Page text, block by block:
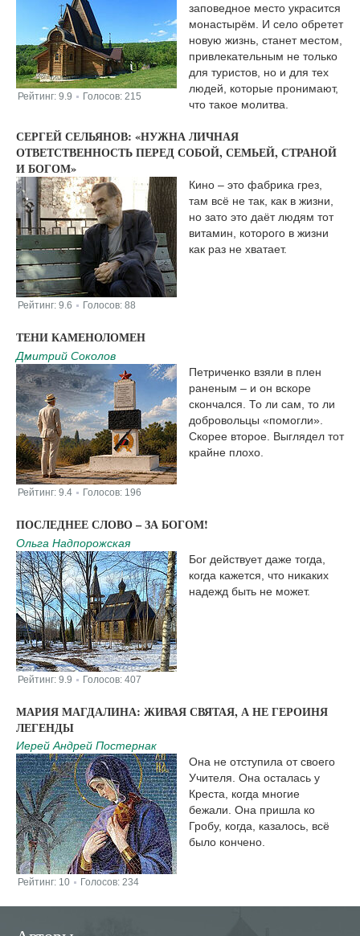
Рейтинг: 9.9 | Голосов: 215
заповедное место украсится
монастырём. И село обретет
новую жизнь, станет местом,
привлекательным не только
для туристов, но и для тех
людей, которые пронимают,
что такое молитва.
СЕРГЕЙ СЕЛЬЯНОВ: «НУЖНА ЛИЧНАЯ
ОТВЕТСТВЕННОСТЬ ПЕРЕД СОБОЙ, СЕМЬЕЙ, СТРАНОЙ
И БОГОМ»
Рейтинг: 9.6 | Голосов: 88
Кино – это фабрика грез,
там всё не так, как в жизни,
но зато это даёт людям тот
витамин, которого в жизни
как раз не хватает.
ТЕНИ КАМЕНОЛОМЕН
Дмитрий Соколов
Рейтинг: 9.4 | Голосов: 196
Петриченко взяли в плен
раненым – и он вскоре
скончался. То ли сам, то ли
добровольцы «помогли».
Скорее второе. Выглядел тот
крайне плохо.
ПОСЛЕДНЕЕ СЛОВО – ЗА БОГОМ!
Ольга Надпорожская
Рейтинг: 9.9 | Голосов: 407
Бог действует даже тогда,
когда кажется, что никаких
надежд быть не может.
МАРИЯ МАГДАЛИНА: ЖИВАЯ СВЯТАЯ, А НЕ ГЕРОИНЯ
ЛЕГЕНДЫ
Иерей Андрей Постернак
Рейтинг: 10 Голосов: 234
Она не отступила от своего
Учителя. Она осталась у
Креста, когда многие
бежали. Она пришла ко
Гробу, когда, казалось, всё
было кончено.